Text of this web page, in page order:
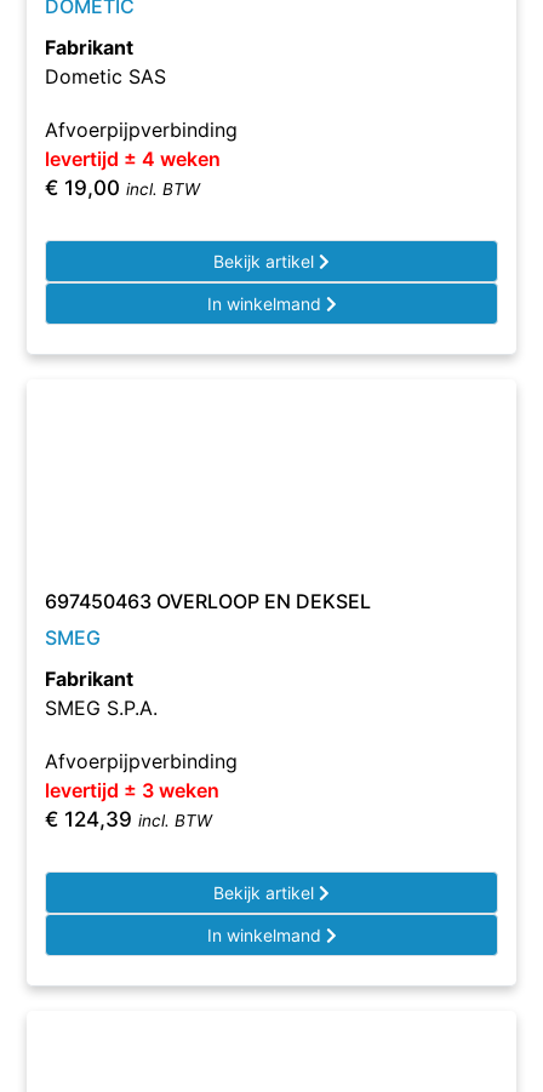
DOMETIC
Fabrikant
Dometic SAS
Afvoerpijpverbinding
levertijd ± 4 weken
€ 19,00 incl. BTW
Bekijk artikel
In winkelmand
697450463 OVERLOOP EN DEKSEL
SMEG
Fabrikant
SMEG S.P.A.
Afvoerpijpverbinding
levertijd ± 3 weken
€ 124,39 incl. BTW
Bekijk artikel
In winkelmand